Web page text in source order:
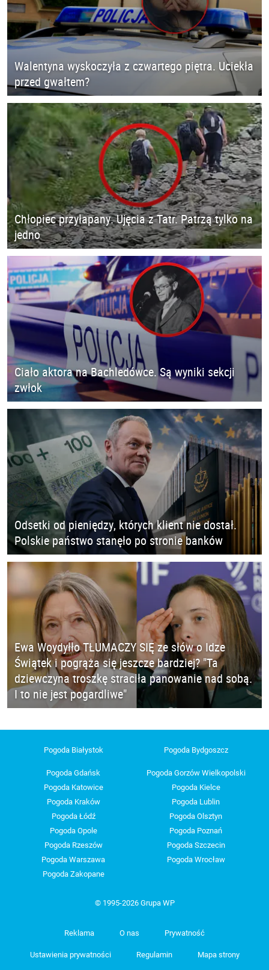
Walentyna wyskoczyła z czwartego piętra. Uciekła
przed gwałtem?
Chłopiec przyłapany. Ujęcia z Tatr. Patrzą tylko na
jedno
Ciało aktora na Bachledówce. Są wyniki sekcji
zwłok
Odsetki od pieniędzy, których klient nie dostał.
Polskie państwo stanęło po stronie banków
Ewa Woydyłło TŁUMACZY SIĘ ze słów o Idze
Świątek i pogrąża się jeszcze bardziej? "Ta
dziewczyna troszkę straciła panowanie nad sobą.
I to nie jest pogardliwe"
Pogoda Białystok Pogoda Bydgoszcz
Pogoda Gdańsk
Pogoda Gorzów Wielkopolski
Pogoda Katowice
Pogoda Kielce
Pogoda Kraków
Pogoda Lublin
Pogoda Łódź
Pogoda Olsztyn
Pogoda Opole
Pogoda Poznań
Pogoda Rzeszów
Pogoda Szczecin
Pogoda Warszawa
Pogoda Wrocław
Pogoda Zakopane
© 1995-2026 Grupa WP
Reklama O nas Prywatność
Ustawienia prywatności Regulamin Mapa strony